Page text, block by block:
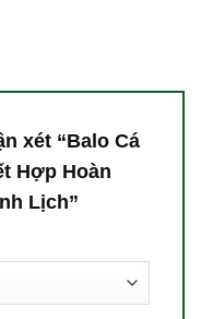
xét “Balo Cá
Hợp Hoàn
Lịch”